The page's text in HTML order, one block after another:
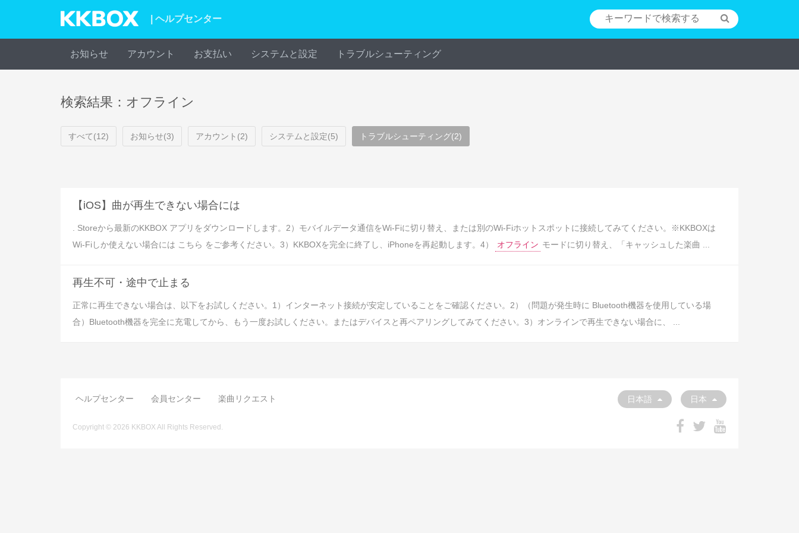
| ヘルプセンター
お知らせ アカウント お支払い システムと設定 トラブルシューティング
検索結果：オフライン
すべて(12) お知らせ(3) アカウント(2) システムと設定(5) トラブルシューティング(2)
【iOS】曲が再生できない場合には
. Storeから最新のKKBOX アプリをダウンロードします。2）モバイルデータ通信をWi-Fiに切り替え、または別のWi-Fiホットスポットに接続してみてください。※KKBOXは
Wi-Fiしか使えない場合には こちら をご参考ください。3）KKBOXを完全に終了し、iPhoneを再起動します。4）
オフライン モードに切り替え、「キャッシュした楽曲 ...
再生不可・途中で止まる
正常に再生できない場合は、以下をお試しください。1）インターネット接続が安定していることをご確認ください。2）（問題が発生時に Bluetooth機器を使用している場
合）Bluetooth機器を完全に充電してから、もう一度お試しください。またはデバイスと再ペアリングしてみてください。3）オンラインで再生できない場合に、 ...
ヘルプセンター 会員センター 楽曲リクエスト 日本
日本語
Copyright © 2026 KKBOX All Rights Reserved.